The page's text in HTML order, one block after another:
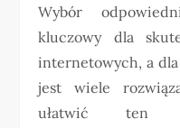
Wybór
kluczowy dla
internetowych, a
jest wiele
ułatwić ten